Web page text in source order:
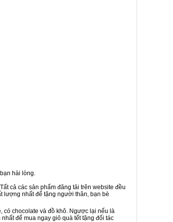
hài lòng.
cả các sản phẩm đăng tải trên website đều
lượng nhất để tặng người thân, bạn bè
có chocolate và đồ khô. Ngược lại nếu là
để mua ngay giỏ quà tết tặng đối tác